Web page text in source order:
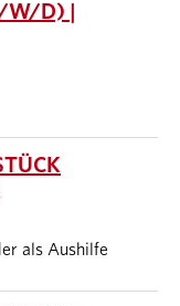
W/D) |
als Aushilfe